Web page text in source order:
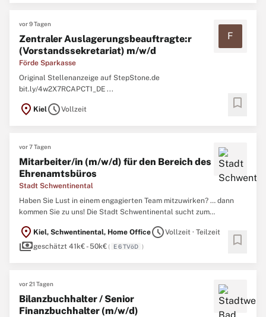
vor 9 Tagen
Zentraler Auslagerungsbeauftragte:r
(Vorstandssekretariat) m/w/d
Förde Sparkasse
F
Original Stellenanzeige auf StepStone.de
bit.ly/4w2X7RCAPCT1_DE ...
location_on KielscheduleVollzeit bookmark
vor 7 Tagen
Mitarbeiter/in (m/w/d) für den Bereich des
Ehrenamtsbüros
Stadt Schwentinental
Haben Sie Lust in einem engagierten Team mitzuwirken? … dann
kommen Sie zu uns! Die Stadt Schwentinental sucht zum
zeitlich befristet eine*n Mitarbeiter/in (m/w/d). Die Stadt
Schwentinental mit ihren rund 14.000 Einwohner*innen ist eine
location_on Kiel, Schwentinental, Home OfficescheduleVollzeit · Teilzeit
paymentsgeschätzt 41k€ - 50k€( E 6 TVöD ) bookmark
vor 21 Tagen
Bilanzbuchhalter / Senior
Finanzbuchhalter (m/w/d)